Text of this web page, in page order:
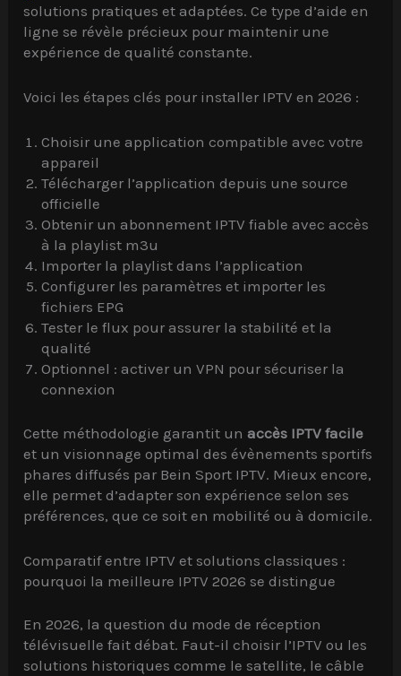
solutions pratiques et adaptées. Ce type d’aide en
ligne se révèle précieux pour maintenir une
expérience de qualité constante.
Voici les étapes clés pour installer IPTV en 2026 :
Choisir une application compatible avec votre
appareil
Télécharger l’application depuis une source
officielle
Obtenir un abonnement IPTV fiable avec accès
à la playlist m3u
Importer la playlist dans l’application
Configurer les paramètres et importer les
fichiers EPG
Tester le flux pour assurer la stabilité et la
qualité
Optionnel : activer un VPN pour sécuriser la
connexion
Cette méthodologie garantit un accès IPTV facile
et un visionnage optimal des évènements sportifs
phares diffusés par Bein Sport IPTV. Mieux encore,
elle permet d’adapter son expérience selon ses
préférences, que ce soit en mobilité ou à domicile.
Comparatif entre IPTV et solutions classiques :
pourquoi la meilleure IPTV 2026 se distingue
En 2026, la question du mode de réception
télévisuelle fait débat. Faut-il choisir l’IPTV ou les
solutions historiques comme le satellite, le câble